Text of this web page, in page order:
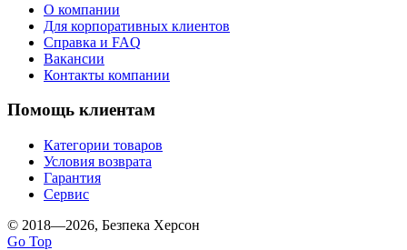
О компании
Для корпоративных клиентов
Справка и FAQ
Вакансии
Контакты компании
Помощь клиентам
Категории товаров
Условия возврата
Гарантия
Сервис
© 2018—2026, Безпека Херсон
Go Top